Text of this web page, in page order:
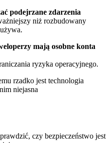
podejrzane zdarzenia
niż rozbudowany
mają osobne konta
ryzyka operacyjnego.
rzadko jest technologia
niejasna
czy bezpieczeństwo jest